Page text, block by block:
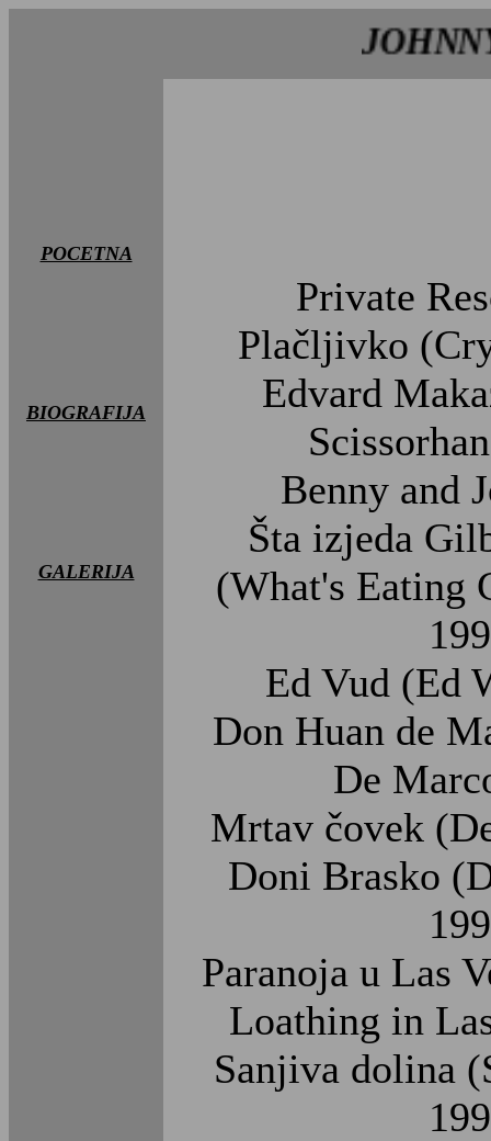
POCETNA
Private
Plačljivko
Edvard
Benny and
Šta izjeda
(What's Eating
Ed Vud (Ed
Don Huan de
De
Mrtav čovek
Doni Brasko
Paranoja u Las
Loathing in
Sanjiva dolina
BIOGRAFIJA
GALERIJA